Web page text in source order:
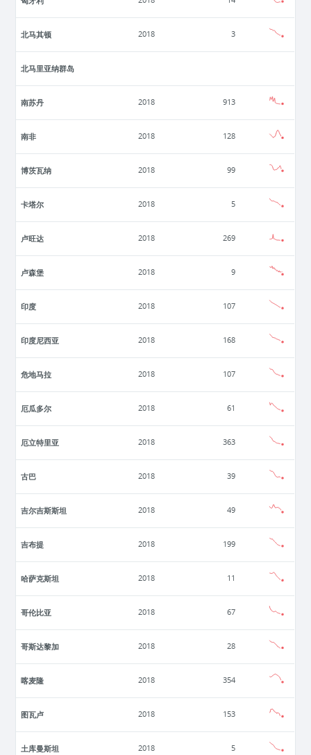
北马其顿 2018 3
北马里亚纳群岛
南苏丹 2018 913
南非 2018 128
博茨瓦纳 2018 99
卡塔尔 2018 5
卢旺达 2018 269
卢森堡 2018 9
印度 2018 107
印度尼西亚 2018 168
危地马拉 2018 107
厄瓜多尔 2018 61
厄立特里亚 2018 363
古巴 2018 39
吉尔吉斯斯坦 2018 49
吉布提 2018 199
哈萨克斯坦 2018 11
哥伦比亚 2018 67
哥斯达黎加 2018 28
喀麦隆 2018 354
图瓦卢 2018 153
土库曼斯坦 2018 5